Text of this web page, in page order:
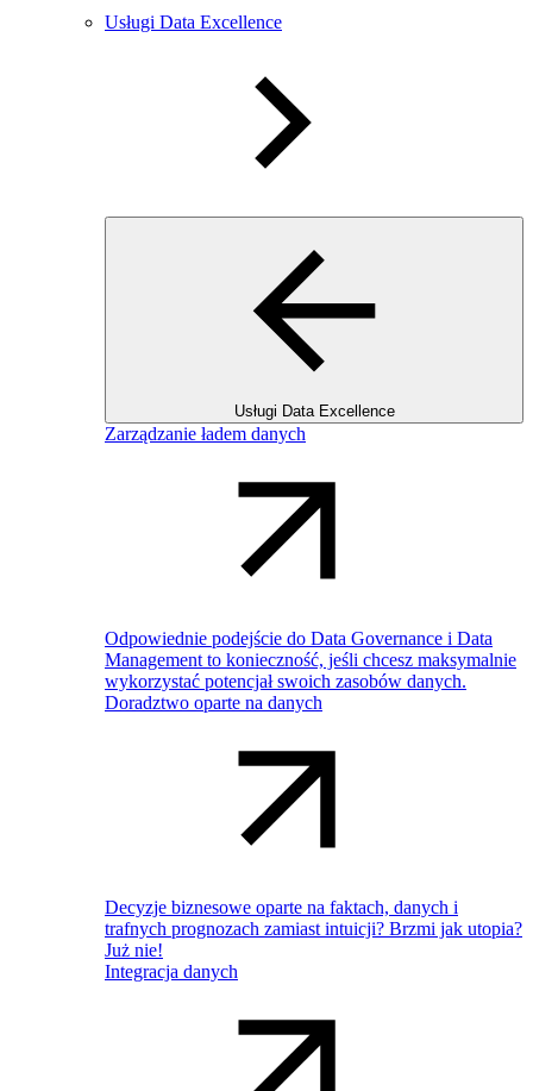
Usługi Data Excellence
Usługi Data Excellence
Zarządzanie ładem danych
Odpowiednie podejście do Data Governance i Data
Management to konieczność, jeśli chcesz maksymalnie
wykorzystać potencjał swoich zasobów danych.
Doradztwo oparte na danych
Decyzje biznesowe oparte na faktach, danych i
trafnych prognozach zamiast intuicji? Brzmi jak utopia?
Już nie!
Integracja danych